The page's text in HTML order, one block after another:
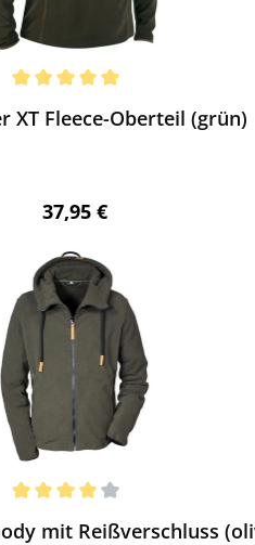
XT Fleece-Oberteil (grün)
Regulärer Preis:
37,95 €
mit Reißverschluss